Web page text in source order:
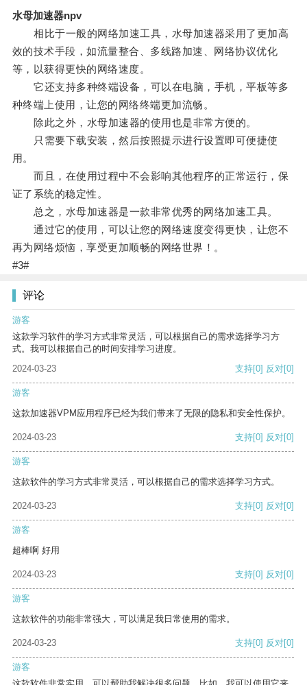
水母加速器npv
相比于一般的网络加速工具，水母加速器采用了更加高
效的技术手段，如流量整合、多线路加速、网络协议优化
等，以获得更快的网络速度。
它还支持多种终端设备，可以在电脑，手机，平板等多
种终端上使用，让您的网络终端更加流畅。
除此之外，水母加速器的使用也是非常方便的。
只需要下载安装，然后按照提示进行设置即可便捷使
用。
而且，在使用过程中不会影响其他程序的正常运行，保
证了系统的稳定性。
总之，水母加速器是一款非常优秀的网络加速工具。
通过它的使用，可以让您的网络速度变得更快，让您不
再为网络烦恼，享受更加顺畅的网络世界！。
#3#
评论
游客
这款学习软件的学习方式非常灵活，可以根据自己的需求选择学习方
式。我可以根据自己的时间安排学习进度。
2024-03-23
支持[0] 反对[0]
游客
这款加速器VPM应用程序已经为我们带来了无限的隐私和安全性保护。
2024-03-23 支持[0] 反对[0]
游客
这款软件的学习方式非常灵活，可以根据自己的需求选择学习方式。
2024-03-23 支持[0] 反对[0]
游客
超棒啊 好用
2024-03-23 支持[0] 反对[0]
游客
这款软件的功能非常强大，可以满足我日常使用的需求。
2024-03-23 支持[0] 反对[0]
游客